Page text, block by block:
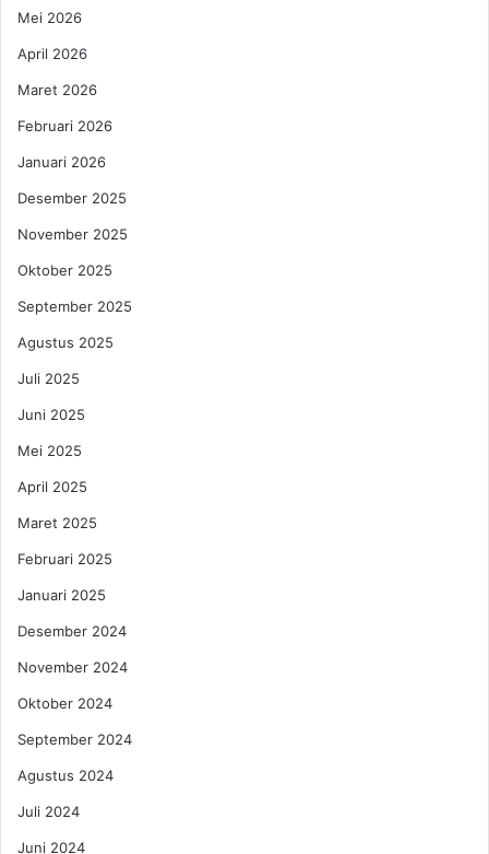
Mei 2026
April 2026
Maret 2026
Februari 2026
Januari 2026
Desember 2025
November 2025
Oktober 2025
September 2025
Agustus 2025
Juli 2025
Juni 2025
Mei 2025
April 2025
Maret 2025
Februari 2025
Januari 2025
Desember 2024
November 2024
Oktober 2024
September 2024
Agustus 2024
Juli 2024
Juni 2024